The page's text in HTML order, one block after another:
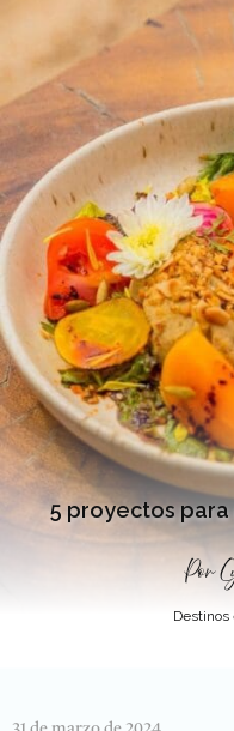
5 proyectos
Por
Destinos